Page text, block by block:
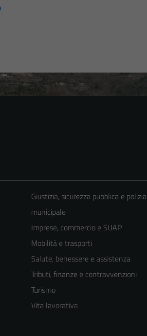
Giustizia, sicurezza pubblica e polizia
municipale
Imprese, commercio e SUAP
Mobilità e trasporti
Salute, benessere e assistenza
Tributi, finanze e contravvenzioni
Turismo
Vita lavorativa